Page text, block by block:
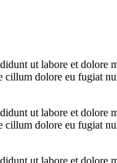
ut labore et
dolore eu fugiat
ut labore et
dolore eu fugiat
ut labore et